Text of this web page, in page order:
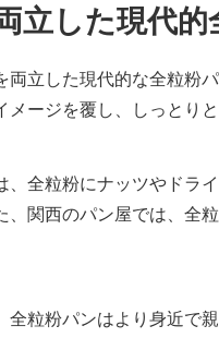
立した現代的
立した現代的な全粒粉
ージを覆し、しっとり
、全粒粉にナッツやドラ
、関西のパン屋では、全
全粒粉パンはより身近で